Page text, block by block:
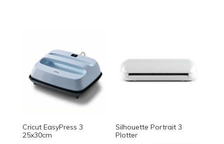
Cricut EasyPress 3
25x30cm
Silhouette Portrait 3
Plotter